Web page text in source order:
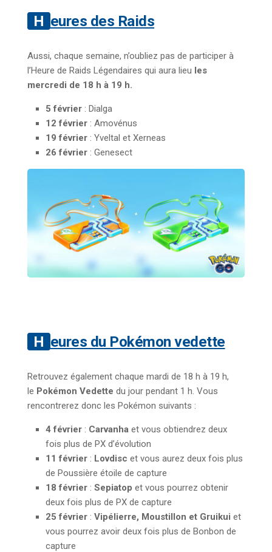
Heures des Raids
Aussi, chaque semaine, n’oubliez pas de participer à
l’Heure de Raids Légendaires qui aura lieu les
mercredi de 18 h à 19 h.
5 février : Dialga
12 février : Amovénus
19 février : Yveltal et Xerneas
26 février : Genesect
Heures du Pokémon vedette
Retrouvez également chaque mardi de 18 h à 19 h,
le Pokémon Vedette du jour pendant 1 h. Vous
rencontrerez donc les Pokémon suivants :
4 février : Carvanha et vous obtiendrez deux
fois plus de PX d’évolution
11 février : Lovdisc et vous aurez deux fois plus
de Poussière étoile de capture
18 février : Sepiatop et vous pourrez obtenir
deux fois plus de PX de capture
25 février : Vipélierre, Moustillon et Gruikui et
vous pourrez avoir deux fois plus de Bonbon de
capture